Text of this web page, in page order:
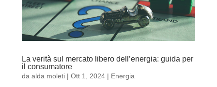
La verità sul mercato libero dell’energia: guida per
il consumatore
da alda moleti| Ott 1, 2024| Energia